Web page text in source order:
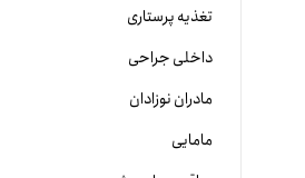
تغذیه پرستاری
داخلی جراحی
مادران نوزادان
مامایی